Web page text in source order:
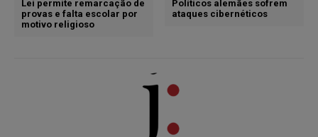
Lei permite remarcação de
provas e falta escolar por
motivo religioso
Políticos alemães sofrem
ataques cibernéticos